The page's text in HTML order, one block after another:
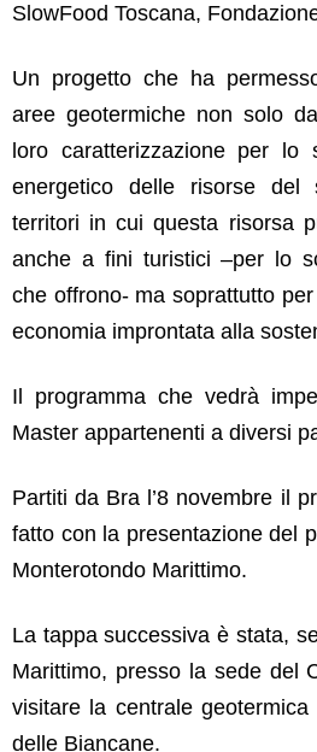
SlowFood Toscana,
Un progetto che ha
aree geotermiche non solo
loro caratterizzazione per lo
energetico delle risorse del
territori in cui questa risorsa
anche a fini turistici –per lo
che offrono- ma soprattutto
economia improntata alla
Il programma che vedrà
Master appartenenti a diversi
Partiti da Bra l’8 novembre il
fatto con la presentazione del
Monterotondo Marittimo.
La tappa successiva è stata,
Marittimo, presso la sede del
visitare la centrale
delle Biancane.